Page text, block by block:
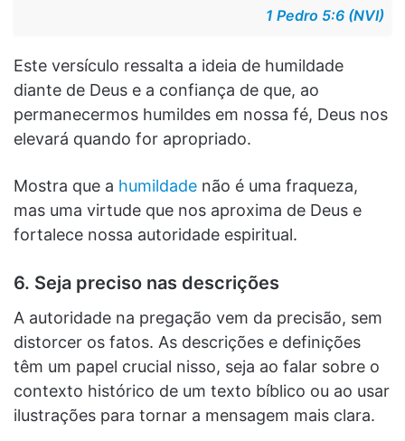
1 Pedro 5:6 (NVI)
Este versículo ressalta a ideia de humildade
diante de Deus e a confiança de que, ao
permanecermos humildes em nossa fé, Deus nos
elevará quando for apropriado.
Mostra que a humildade não é uma fraqueza,
mas uma virtude que nos aproxima de Deus e
fortalece nossa autoridade espiritual.
6. Seja preciso nas descrições
A autoridade na pregação vem da precisão, sem
distorcer os fatos. As descrições e definições
têm um papel crucial nisso, seja ao falar sobre o
contexto histórico de um texto bíblico ou ao usar
ilustrações para tornar a mensagem mais clara.